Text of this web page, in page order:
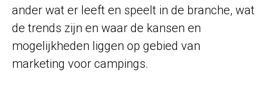
ander wat er leeft en speelt in de branche, wat
de trends zijn en waar de kansen en
mogelijkheden liggen op gebied van
marketing voor campings.